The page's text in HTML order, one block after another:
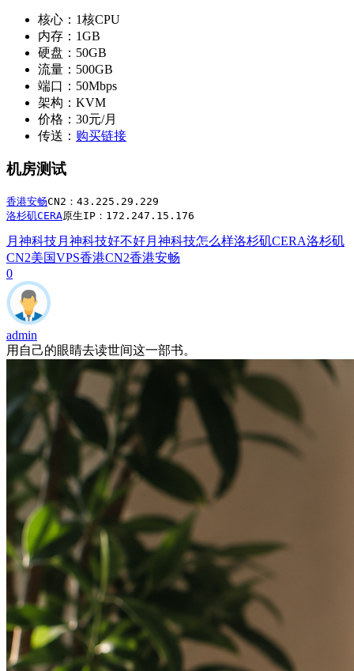
核心：1核CPU
内存：1GB
硬盘：50GB
流量：500GB
端口：50Mbps
架构：KVM
价格：30元/月
传送： 购买链接
机房测试
香港安畅
洛杉矶CERA原生IP：172.247.15.176
月神科技月神科技好不好月神科技怎么样洛杉矶CERA洛杉矶
CN2美国VPS香港CN2香港安畅
0
admin
用自己的眼睛去读世间这一部书。